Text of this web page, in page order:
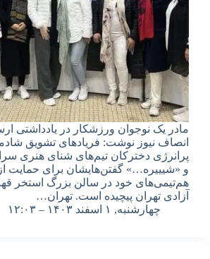
مادر یک نوجوان ورزشکار در یادداشتی
انصاف نیوز نوشت: فریادهای تشویق
پرانرژی دخترکان تیم‌های شنای هنری
و «شیییره…» گفتن‌هایشان برای حمایت از
هم‌تیمی‌های خود در سالن بزرگ استخر
آزادی تهران پیچیده است. تهران…
چهارشنبه, ۱ اسفند ۱۴۰۳ – ۱۲:۰۳